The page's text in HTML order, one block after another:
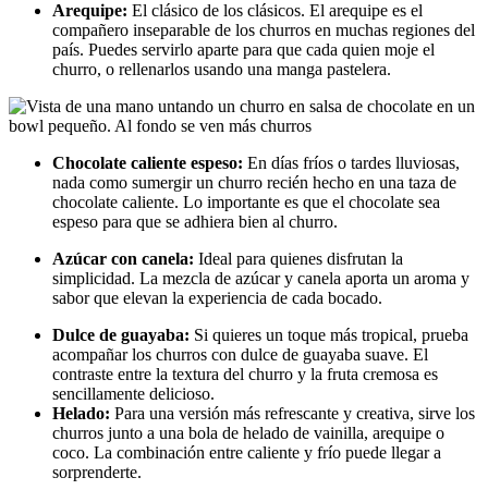
Arequipe: El clásico de los clásicos. El arequipe es el
compañero inseparable de los churros en muchas regiones del
país. Puedes servirlo aparte para que cada quien moje el
churro, o rellenarlos usando una manga pastelera.
Chocolate caliente espeso: En días fríos o tardes lluviosas,
nada como sumergir un churro recién hecho en una taza de
chocolate caliente. Lo importante es que el chocolate sea
espeso para que se adhiera bien al churro.
Azúcar con canela: Ideal para quienes disfrutan la
simplicidad. La mezcla de azúcar y canela aporta un aroma y
sabor que elevan la experiencia de cada bocado.
Dulce de guayaba: Si quieres un toque más tropical, prueba
acompañar los churros con dulce de guayaba suave. El
contraste entre la textura del churro y la fruta cremosa es
sencillamente delicioso.
Helado: Para una versión más refrescante y creativa, sirve los
churros junto a una bola de helado de vainilla, arequipe o
coco. La combinación entre caliente y frío puede llegar a
sorprenderte.